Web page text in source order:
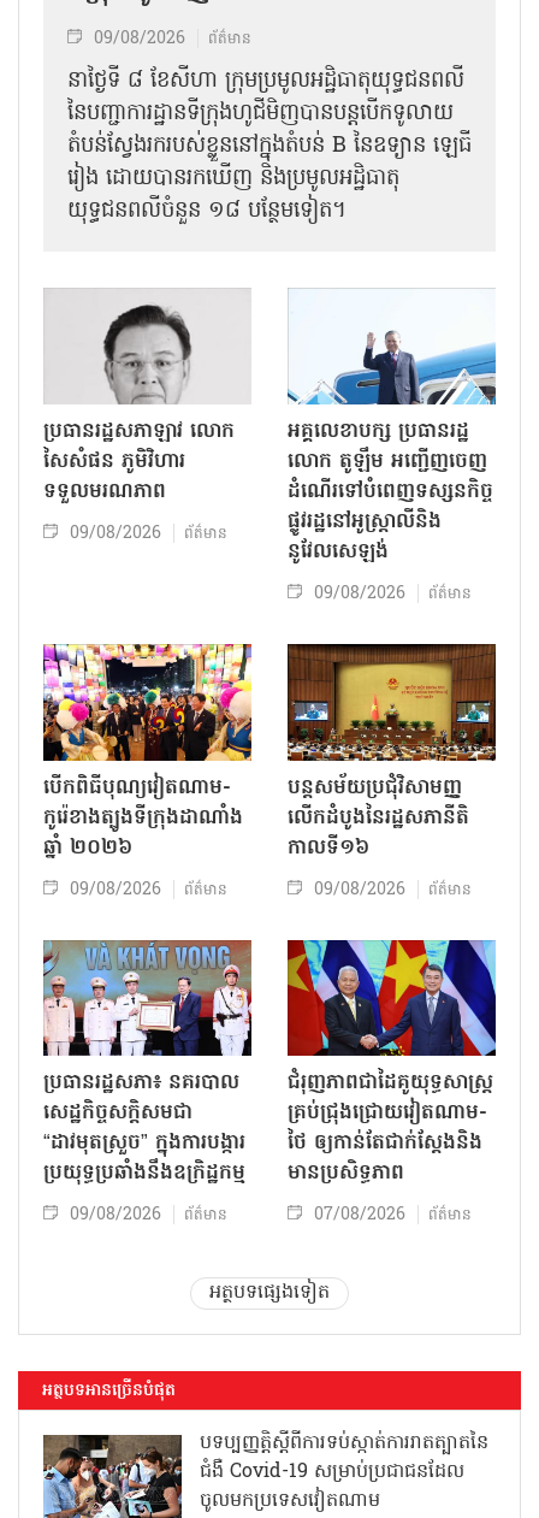
09/08/2026 ព័ត៌មាន
នាថ្ងៃទី ៨ ខែសីហា ក្រុមប្រមូលអដ្ឋិធាតុយុទ្ធជនពលី
នៃបញ្ជាការដ្ឋានទីក្រុងហូជីមិញបានបន្តបើកទូលាយ
តំបន់ស្វែងរករបស់ខ្លួននៅក្នុងតំបន់ B នៃឧទ្យាន ឡេធី
រៀង ដោយបានរកឃើញ និងប្រមូលអដ្ឋិធាតុ
យុទ្ធជនពលីចំនួន ១៨ បន្ថែមទៀត។
ប្រធានរដ្ឋសភាឡាវ លោក
សៃសំផន ភូមិវិហារ
ទទួលមរណភាព
09/08/2026 ព័ត៌មាន
អគ្គលេខាបក្ស ប្រធានរដ្ឋ
លោក តូឡឹម អញ្ជើញចេញ
ដំណើរទៅបំពេញទស្សនកិច្ច
ផ្លូវរដ្ឋនៅអូស្ត្រាលីនិង
នូវែលសេឡង់
09/08/2026 ព័ត៌មាន
បើកពិធីបុណ្យវៀតណាម-
កូរ៉េខាងត្បូងទីក្រុងដាណាំង
ឆ្នាំ ២០២៦
09/08/2026 ព័ត៌មាន
បន្តសម័យប្រជុំវិសាមញ្ញ
លើកដំបូងនៃរដ្ឋសភានីតិ
កាលទី១៦
09/08/2026 ព័ត៌មាន
ប្រធានរដ្ឋសភា៖ នគរបាល
សេដ្ឋកិច្ចសក្តិសមជា
“ដាវមុតស្រួច” ក្នុងការបង្ការ
ប្រយុទ្ធប្រឆាំងនឹងឧក្រិដ្ឋកម្ម
09/08/2026 ព័ត៌មាន
ជំរុញភាពជាដៃគូយុទ្ធសាស្ត្រ
គ្រប់ជ្រុងជ្រោយវៀតណាម-
ថៃ ឲ្យកាន់តែជាក់ស្ដែងនិង
មានប្រសិទ្ធភាព
07/08/2026 ព័ត៌មាន
អត្ថបទផ្សេងទៀត
អត្ថបទអានច្រើនបំផុត
បទប្បញ្ញត្តិស្តីពីការទប់ស្កាត់ការរាតត្បាតនៃ
ជំងឺ Covid-19 សម្រាប់ប្រជាជនដែល
ចូលមកប្រទេសវៀតណាម